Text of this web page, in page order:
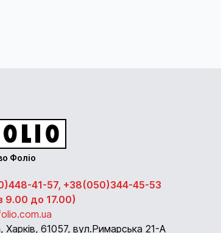
Фоліо
41-57, +38(050)344-45-53
9.00 до 17.00)
, Харків, 61057, вул.Римарська 21-А